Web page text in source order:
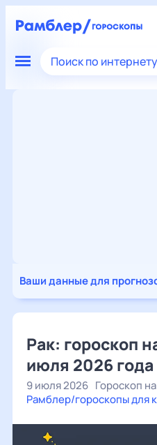
Поиск по интернету
Ваши данные для
Рак: гороскоп
июля 2026 года
9 июля 2026 Гороскоп
Рамблер/гороскопы для